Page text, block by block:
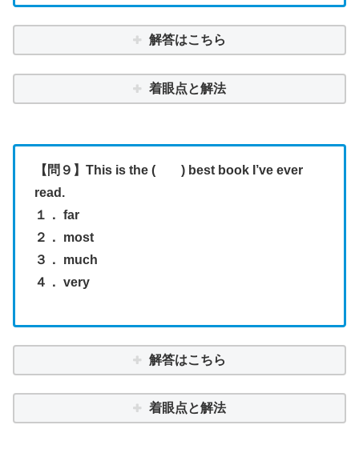
解答はこちら
着眼点と解法
【問９】This is the ( ) best book I’ve ever
read.
１． far
２． most
３． much
４． very
解答はこちら
着眼点と解法